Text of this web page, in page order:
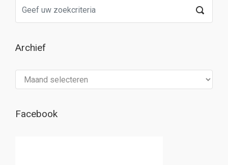
Archief
Facebook